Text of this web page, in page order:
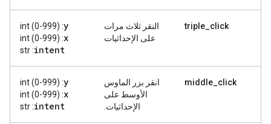
triple_click
النقر ثلاث مرات
على الإحداثيات
y
: int (0-999)
x
: int (0-999)
intent
: str
middle_click
انقر بزر الماوس
الأوسط على
الإحداثيات.
y
: int (0-999)
x
: int (0-999)
intent
: str